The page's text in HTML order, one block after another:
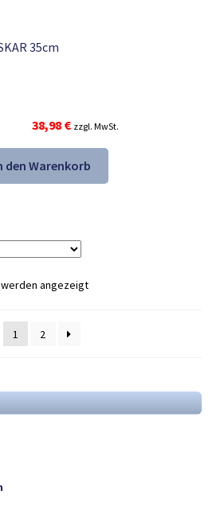
35cm
Ursprünglicher
Preis
war:
57,07 €
38,98 €Aktueller
Preis
ist:
38,98 €.
zzgl. MwSt.
den Warenkorb
werden angezeigt
1 2